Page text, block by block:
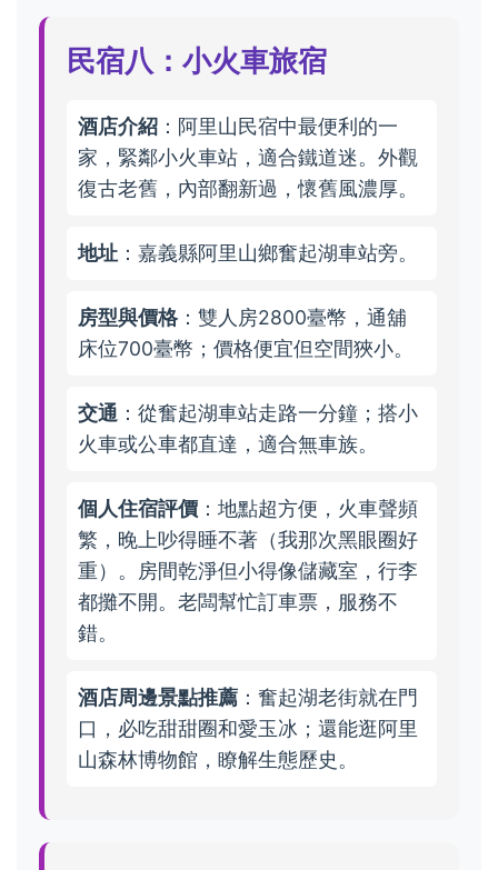
民宿八：小火車旅宿
酒店介紹 ：阿里山民宿中最便利的一
家，緊鄰小火車站，適合鐵道迷。外觀
復古老舊，內部翻新過，懷舊風濃厚。
地址 ：嘉義縣阿里山鄉奮起湖車站旁。
房型與價格：雙人房2800臺幣，通舖
床位700臺幣；價格便宜但空間狹小。
交通 ：從奮起湖車站走路一分鐘；搭小
火車或公車都直達，適合無車族。
個人住宿評價 ：地點超方便，火車聲頻
繁，晚上吵得睡不著（我那次黑眼圈好
重）。房間乾淨但小得像儲藏室，行李
都攤不開。老闆幫忙訂車票，服務不
錯。
酒店周邊景點推薦 ：奮起湖老街就在門
口，必吃甜甜圈和愛玉冰；還能逛阿里
山森林博物館，瞭解生態歷史。